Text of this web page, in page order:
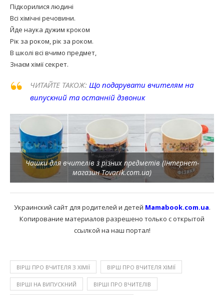
Підкорилися людині
Всі хімічні речовини.
Йде наука дужим кроком
Рік за роком, рік за роком.
В школі всі вчимо предмет,
Знаєм хімії секрет.
ЧИТАЙТЕ ТАКОЖ: Що подарувати вчителям на
випускний та останній дзвоник
Чашки для вчителів з різних предметів (Інтернет-
магазин Tovarik.com.ua)
Украинский сайт для родителей и детей Mamabook.com.ua.
Копирование материалов разрешено только с открытой
ссылкой на наш портал!
ВІРШ ПРО ВЧИТЕЛЯ З ХІМІЇ ВІРШ ПРО ВЧИТЕЛЯ ХІМІЇ
ВІРШІ НА ВИПУСКНИЙ ВІРШІ ПРО ВЧИТЕЛІВ